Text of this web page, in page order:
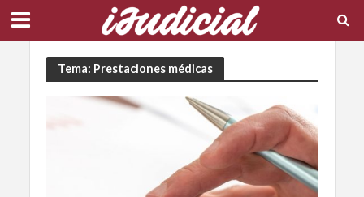
Tema: Prestaciones médicas